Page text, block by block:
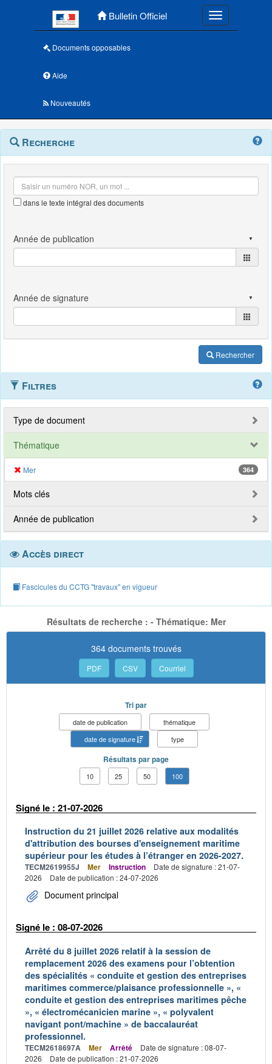
Bulletin Officiel Toggle
Documents opposables
Aide
Nouveautés
Navigation
outils
Menu
contextuel
Recherche
dans le texte intégral des documents
Rechercher
Filtres
Type de document
Thématique
Mer 364
Mots clés
Année de publication
Accès direct
Fascicules du CCTG "travaux" en vigueur
Résultats de recherche : - Thématique: Mer
364 documents trouvés
PDF CSV Courriel
Tri par
date de publication
thématique
date de signature
type
Résultats par page
10 25 50 100
Signé le : 21-07-2026
Instruction du 21 juillet 2026 relative aux modalités
d'attribution des bourses d'enseignement maritime
supérieur pour les études à l’étranger en 2026-2027.
TECM2619955J Mer Instruction
Date de signature : 21-07-
2026
Date de publication : 24-07-2026
Document principal
Signé le : 08-07-2026
Arrêté du 8 juillet 2026 relatif à la session de
remplacement 2026 des examens pour l’obtention
des spécialités « conduite et gestion des entreprises
maritimes commerce/plaisance professionnelle », «
conduite et gestion des entreprises maritimes pêche
», « électromécanicien marine », « polyvalent
navigant pont/machine » de baccalauréat
professionnel.
TECM2618697A Mer Arrêté
Date de signature : 08-07-
2026
Date de publication : 21-07-2026